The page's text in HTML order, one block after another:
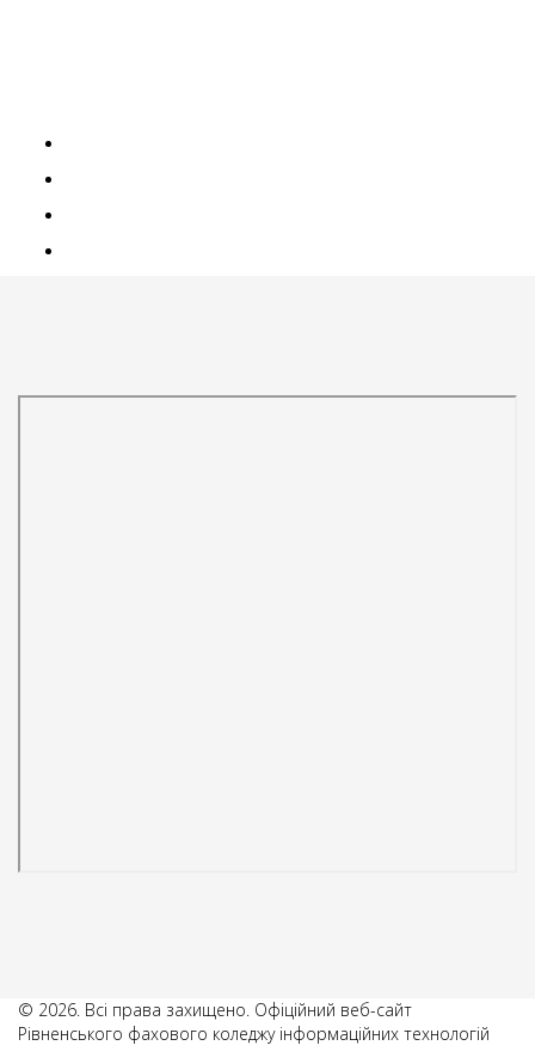
© 2026. Всі права захищено. Офіційний веб-сайт
Рівненського фахового коледжу інформаційних технологій